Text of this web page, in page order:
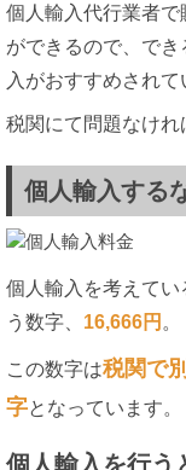
個人輸入代行業者
ができるので、で
入がおすすめされて
税関にて問題なけれ
個人輸入する
個人輸入を考えて
う数字、 16,666円 。
この数字は税関で
字となっています。
個人輸入を行う